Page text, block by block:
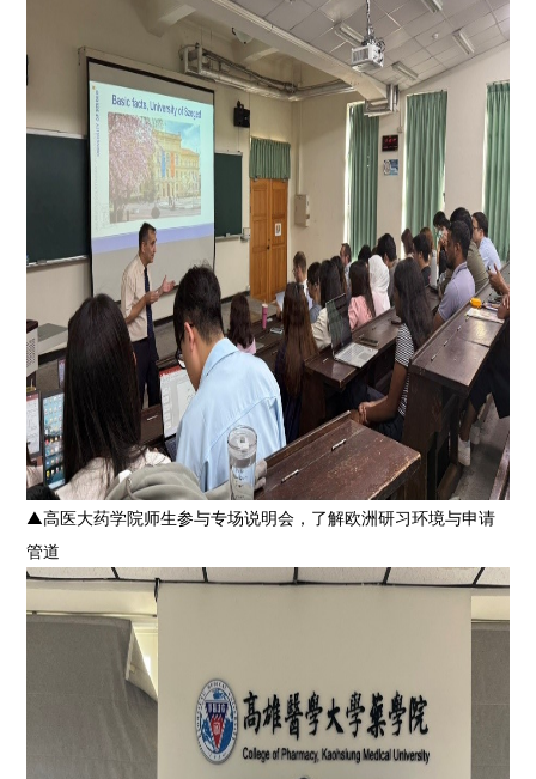
▲高医大药学院师生参与专场说明会，了解欧洲研习环境与申请
管道